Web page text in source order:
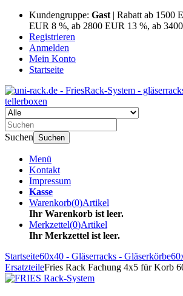
Kundengruppe: Gast | Rabatt ab 1500
EUR 8 %, ab 2800 EUR 13 %, ab
Registrieren
Anmelden
Mein Konto
Startseite
Suchen Suchen
Menü
Kontakt
Impressum
Kasse
Warenkorb(0)Artikel
Ihr Warenkorb ist leer.
Merkzettel(0)Artikel
Ihr Merkzettel ist leer.
Startseite60x40 - Gläserracks - Gläserkörbe
ErsatzteileFries Rack Fachung 4x5 für Korb